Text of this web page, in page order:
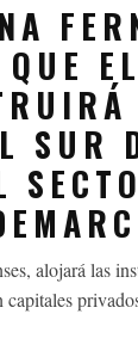
SUR
alojará las